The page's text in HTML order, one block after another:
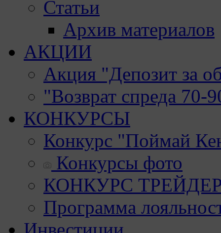
Статьи
Архив материалов
АКЦИИ
Акция "Депозит за
"Возврат спреда 70-
КОНКУРСЫ
Конкурс "Поймай
Конкурсы фото
КОНКУРС
Программа